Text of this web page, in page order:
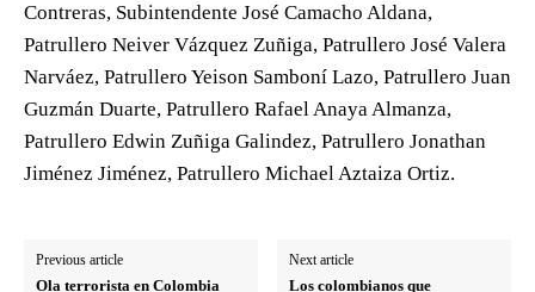
Contreras, Subintendente José Camacho Aldana,
Patrullero Neiver Vázquez Zuñiga, Patrullero José Valera
Narváez, Patrullero Yeison Samboní Lazo, Patrullero Juan
Guzmán Duarte, Patrullero Rafael Anaya Almanza,
Patrullero Edwin Zuñiga Galindez, Patrullero Jonathan
Jiménez Jiménez, Patrullero Michael Aztaiza Ortiz.
Previous article
Ola terrorista en Colombia
Next article
Los colombianos que